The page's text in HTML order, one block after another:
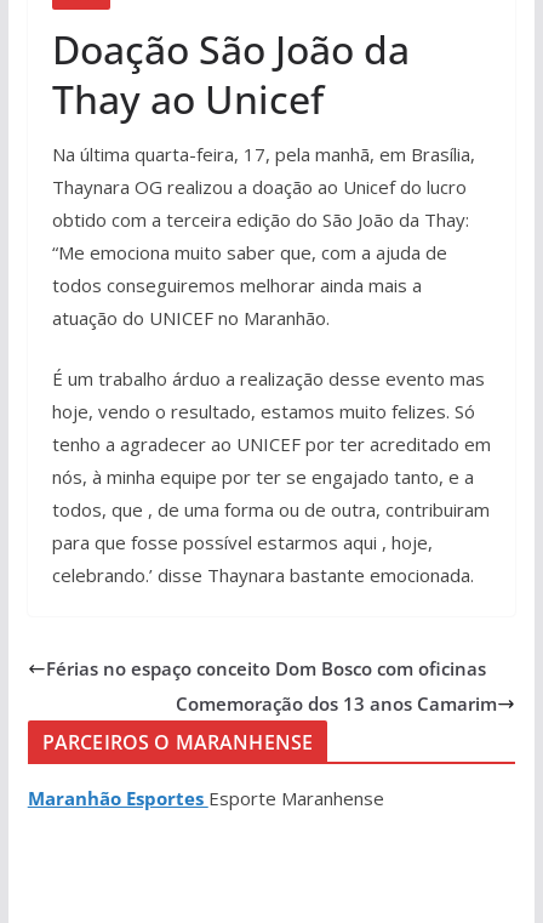
Doação São João da
Thay ao Unicef
Na última quarta-feira, 17, pela manhã, em Brasília,
Thaynara OG realizou a doação ao Unicef do lucro
obtido com a terceira edição do São João da Thay:
“Me emociona muito saber que, com a ajuda de
todos conseguiremos melhorar ainda mais a
atuação do UNICEF no Maranhão.
É um trabalho árduo a realização desse evento mas
hoje, vendo o resultado, estamos muito felizes. Só
tenho a agradecer ao UNICEF por ter acreditado em
nós, à minha equipe por ter se engajado tanto, e a
todos, que , de uma forma ou de outra, contribuiram
para que fosse possível estarmos aqui , hoje,
celebrando.’ disse Thaynara bastante emocionada.
Férias no espaço conceito Dom Bosco com oficinas
Comemoração dos 13 anos Camarim
PARCEIROS O MARANHENSE
Maranhão Esportes Esporte Maranhense